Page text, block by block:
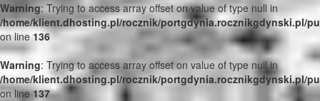
Warning: Trying to access array offset on value of type null in
/home/klient.dhosting.pl/rocznik/portgdynia.rocznikgdynski.pl/
on line136
Warning: Trying to access array offset on value of type null in
/home/klient.dhosting.pl/rocznik/portgdynia.rocznikgdynski.pl/
on line137